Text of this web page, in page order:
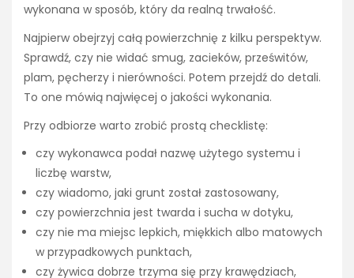
wykonana w sposób, który da realną trwałość.
Najpierw obejrzyj całą powierzchnię z kilku perspektyw.
Sprawdź, czy nie widać smug, zacieków, prześwitów,
plam, pęcherzy i nierówności. Potem przejdź do detali.
To one mówią najwięcej o jakości wykonania.
Przy odbiorze warto zrobić prostą checklistę:
czy wykonawca podał nazwę użytego systemu i
liczbę warstw,
czy wiadomo, jaki grunt został zastosowany,
czy powierzchnia jest twarda i sucha w dotyku,
czy nie ma miejsc lepkich, miękkich albo matowych
w przypadkowych punktach,
czy żywica dobrze trzyma się przy krawędziach,